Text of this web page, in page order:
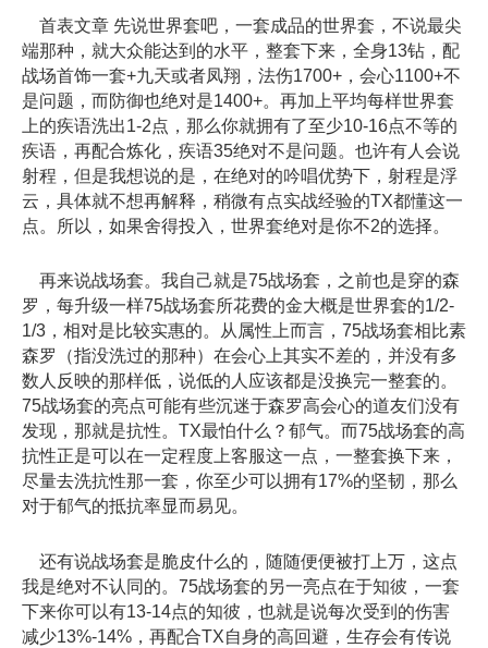
首表文章 先说世界套吧，一套成品的世界套，不说最尖
端那种，就大众能达到的水平，整套下来，全身13钻，配
战场首饰一套+九天或者凤翔，法伤1700+，会心1100+不
是问题，而防御也绝对是1400+。再加上平均每样世界套
上的疾语洗出1-2点，那么你就拥有了至少10-16点不等的
疾语，再配合炼化，疾语35绝对不是问题。也许有人会说
射程，但是我想说的是，在绝对的吟唱优势下，射程是浮
云，具体就不想再解释，稍微有点实战经验的TX都懂这一
点。所以，如果舍得投入，世界套绝对是你不2的选择。
再来说战场套。我自己就是75战场套，之前也是穿的森
罗，每升级一样75战场套所花费的金大概是世界套的1/2-
1/3，相对是比较实惠的。从属性上而言，75战场套相比素
森罗（指没洗过的那种）在会心上其实不差的，并没有多
数人反映的那样低，说低的人应该都是没换完一整套的。
75战场套的亮点可能有些沉迷于森罗高会心的道友们没有
发现，那就是抗性。TX最怕什么？郁气。而75战场套的高
抗性正是可以在一定程度上客服这一点，一整套换下来，
尽量去洗抗性那一套，你至少可以拥有17%的坚韧，那么
对于郁气的抵抗率显而易见。
还有说战场套是脆皮什么的，随随便便被打上万，这点
我是绝对不认同的。75战场套的另一亮点在于知彼，一套
下来你可以有13-14点的知彼，也就是说每次受到的伤害
减少13%-14%，再配合TX自身的高回避，生存会有传说